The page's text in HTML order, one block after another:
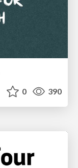
0 390